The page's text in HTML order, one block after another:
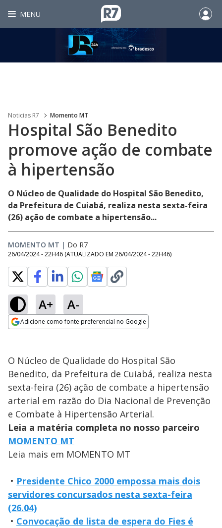
MENU
Noticias R7 Momento MT
Hospital São Benedito
promove ação de combate
à hipertensão
O Núcleo de Qualidade do Hospital São Benedito,
da Prefeitura de Cuiabá, realiza nesta sexta-feira
(26) ação de combate a hipertensão...
MOMENTO MT | Do R7
26/04/2024 - 22H46 (ATUALIZADO EM 26/04/2024 - 22H46)
A+ A-
Adicione como fonte preferencial no Google
O Núcleo de Qualidade do Hospital São
Benedito, da Prefeitura de Cuiabá, realiza nesta
sexta-feira (26) ação de combate a hipertensão
arterial em razão do Dia Nacional de Prevenção
e Combate à Hipertensão Arterial.
Leia a matéria completa no nosso parceiro
MOMENTO MT
Leia mais em MOMENTO MT
• Presidente Chico 2000 empossa mais dois
servidores concursados nesta sexta-feira
(26.04)
• Convocação de lista de espera do Fies é